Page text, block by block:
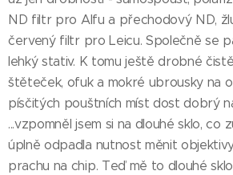
ND filtr pro Alfu a přechodový ND,
červený filtr pro Leicu. Společně se
lehký stativ. K tomu ještě drobné
štěteček, ofuk a mokré ubrousky na
písčitých pouštních míst dost dobrý
...vzpomněl jsem si na dlouhé sklo, co
úplně odpadla nutnost měnit
prachu na chip. Teď mě to dlouhé